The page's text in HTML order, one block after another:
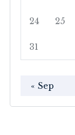
24 25
31
« Sep